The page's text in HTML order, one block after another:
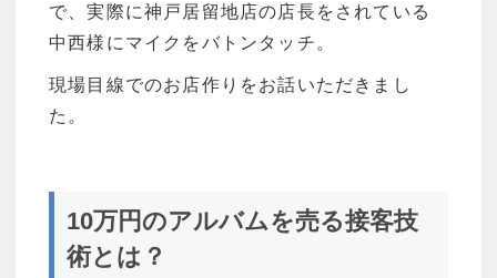
で、実際に神戸居留地店の店長をされている
中西様にマイクをバトンタッチ。
現場目線でのお店作りをお話いただきまし
た。
10万円のアルバムを売る接客技
術とは？